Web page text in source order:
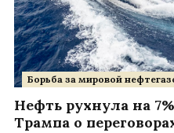
Борьба за мировой
Нефть рухнула на
Трампа о